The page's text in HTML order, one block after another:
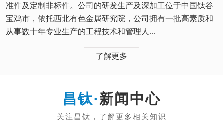
准件及定制非标件。公司的研发生产及深加工位于中国钛谷
宝鸡市，依托西北有色金属研究院，公司拥有一批高素质和
从事数十年专业生产的工程技术和管理人...
了解更多
新闻中心